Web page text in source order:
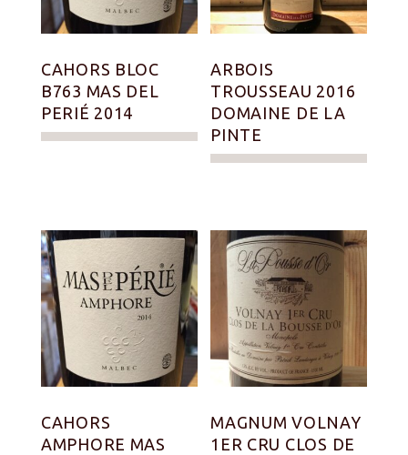
CAHORS BLOC
B763 MAS DEL
PERIÉ 2014
ARBOIS
TROUSSEAU 2016
DOMAINE DE LA
PINTE
CAHORS
AMPHORE MAS
MAGNUM VOLNAY
1ER CRU CLOS DE